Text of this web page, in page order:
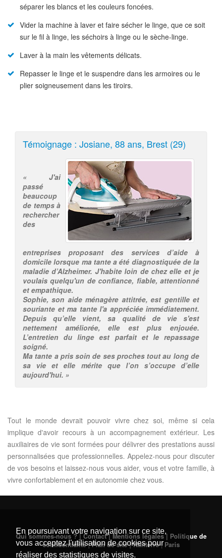
En poursuivant votre navigation sur ce site,
vous acceptez l'utilisation de cookies pour
réaliser des statistiques de visites.
séparer les blancs et les couleurs foncées.
Vider la machine à laver et faire sécher le linge, que ce soit
sur le fil à linge, les séchoirs à linge ou le sèche-linge.
Laver à la main les vêtements délicats.
Repasser le linge et le suspendre dans les armoires ou le
plier soigneusement dans les tiroirs.
Témoignage : Josiane, 88 ans, Brest (29)
« J'ai
passé
beaucoup
de temps à
rechercher
des
entreprises proposant des services d’aide à
domicile lorsque ma tante a été diagnostiquée de la
maladie d’Alzheimer. J'habite loin de chez elle et je
voulais quelqu'un de confiance, fiable, attentionné
et empathique.
Sophie, son aide ménagère attitrée, est gentille et
souriante et ma tante l'a appréciée immédiatement.
Depuis qu’elle vient, sa qualité de vie s'est
nettement améliorée, elle est plus enjouée.
L’entretien du linge est parfait et le repassage
soigné.
Ma tante a pris soin de ses proches tout au long de
sa vie et elle mérite que l’on s’occupe d’elle
aujourd'hui. »
Tout le monde devrait pouvoir vivre chez soi, même si cela
implique d'avoir recours à un accompagnement extérieur. Les
auxiliaires de vie sont formées pour délivrer des prestations aussi
personnalisées que professionnelles. Appelez-nous pour discuter
de vos besoins et laissez-nous vous aider, vous et votre famille, à
vivre confortablement et en autonomie chez vous.
Qui sommes-nous ? | Contact | Mentions légales | Politique de
confidentialité|Plan de site|Nanterre|Paris